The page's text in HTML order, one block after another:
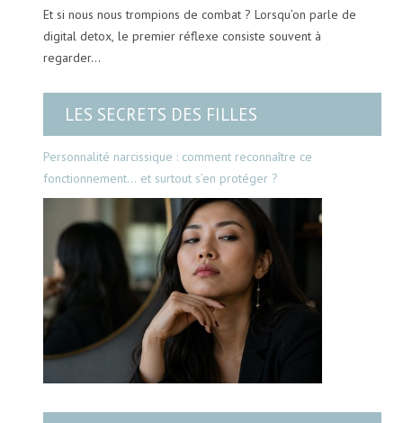
Et si nous nous trompions de combat ? Lorsqu’on parle de
digital detox, le premier réflexe consiste souvent à
regarder…
LES SECRETS DES FILLES
Personnalité narcissique : comment reconnaître ce
fonctionnement… et surtout s’en protéger ?